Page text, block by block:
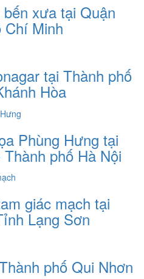
xưa tại Quận
Chí Minh
tại Thành phố
Hòa
Phùng Hưng tại
phố Hà Nội
giác mạch tại
Lạng Sơn
phố Qui Nhơn